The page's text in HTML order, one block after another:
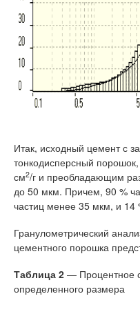
Итак, исходный цемент с
тонкодисперсный
см2/г и преобладающим
до 50 мкм. Причем, 90 %
частиц менее 35 мкм, и 14
Гранулометрический
цементного порошка
Таблица 2 — Процентное
определенного размера